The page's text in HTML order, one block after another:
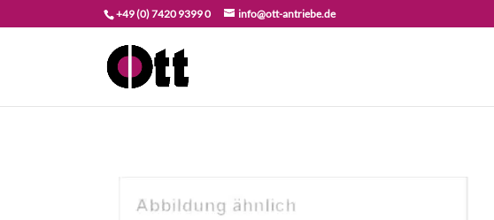
+49 (0) 7420 9399 0 info@ott-antriebe.de